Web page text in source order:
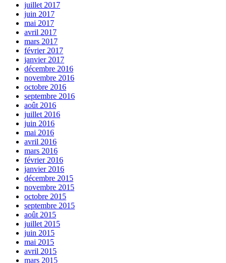
juillet 2017
juin 2017
mai 2017
avril 2017
mars 2017
février 2017
janvier 2017
décembre 2016
novembre 2016
octobre 2016
septembre 2016
août 2016
juillet 2016
juin 2016
mai 2016
avril 2016
mars 2016
février 2016
janvier 2016
décembre 2015
novembre 2015
octobre 2015
septembre 2015
août 2015
juillet 2015
juin 2015
mai 2015
avril 2015
mars 2015